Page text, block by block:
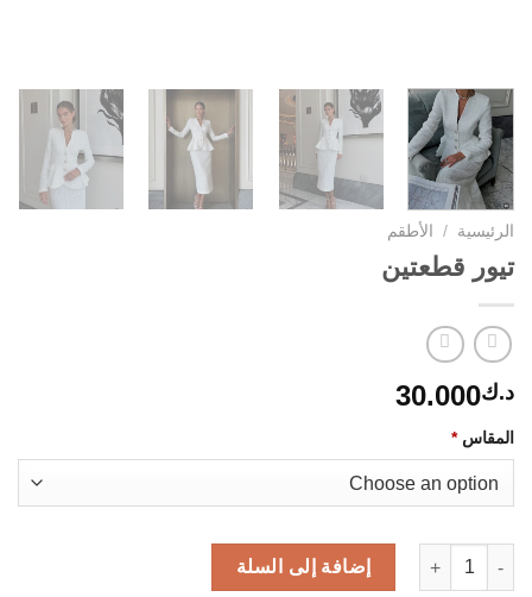
الرئيسية / الأطقم
تيور قطعتين
د.ك30.000
المقاس *
كمية تيور قطعتين
إضافة إلى السلة